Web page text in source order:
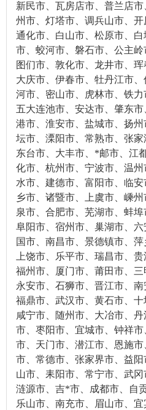
新民市、瓦房店市、普兰店
州市、灯塔市、调兵山市、
通化市、白山市、松原市、
市、蛟河市、磐石市、公主
图们市、敦化市、龙井市、
大庆市、伊春市、牡丹江市
河市、密山市、虎林市、铁
五大连池市、安达市、肇东
港市、淮安市、盐城市、扬
坛市、溧阳市、常熟市、张
东台市、大丰市、*邮市、江
化市、杭州市、宁波市、温
水市、建德市、富阳市、临
乡市、诸暨市、上虞市、嵊
泉市、合肥市、芜湖市、蚌
阜阳市、宿州市、巢湖市、
国市、南昌市、景德镇市、
上饶市、乐平市、瑞昌市、
福州市、厦门市、莆田市、
永安市、石狮市、晋江市、
福鼎市、武汉市、黄石市、
咸宁市、随州市、大冶市、
市、枣阳市、宜城市、钟祥
市、天门市、潜江市、恩施
市、常德市、张家界市、益
山市、耒阳市、常宁市、武
涟源市、吉*市、成都市、自
乐山市、南充市、眉山市、